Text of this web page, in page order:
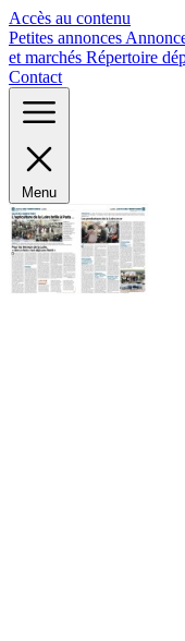
Accès au contenu
Petites annonces
et marchés Répertoire
Contact
Menu
Panneau de gestion des